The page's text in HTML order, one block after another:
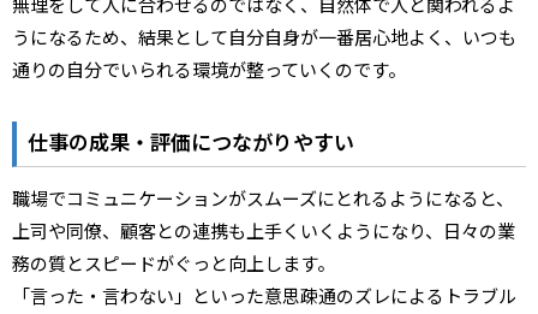
うになるため、結果として自分自身が一番居心地よく、いつも
通りの自分でいられる環境が整っていくのです。
仕事の成果・評価につながりやすい
職場でコミュニケーションがスムーズにとれるようになると、
上司や同僚、顧客との連携も上手くいくようになり、日々の業
務の質とスピードがぐっと向上します。
「言った・言わない」といった意思疎通のズレによるトラブル